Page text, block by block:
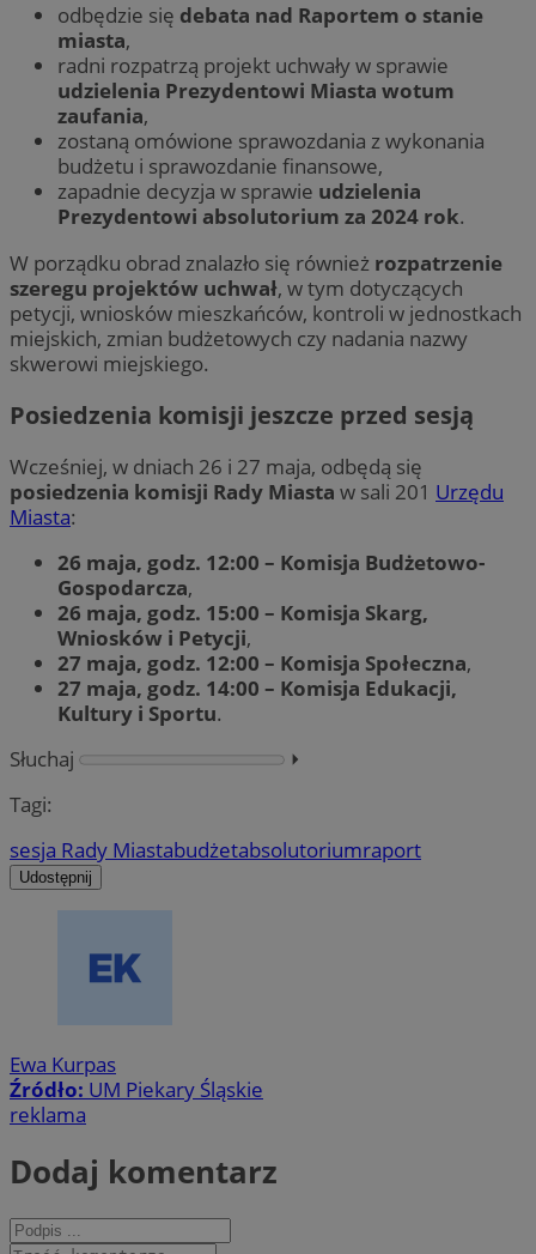
odbędzie się debata nad Raportem o stanie
miasta,
radni rozpatrzą projekt uchwały w sprawie
udzielenia Prezydentowi Miasta wotum
zaufania,
zostaną omówione sprawozdania z wykonania
budżetu i sprawozdanie finansowe,
zapadnie decyzja w sprawie udzielenia
Prezydentowi absolutorium za 2024 rok.
W porządku obrad znalazło się również rozpatrzenie
szeregu projektów uchwał, w tym dotyczących
petycji, wniosków mieszkańców, kontroli w jednostkach
miejskich, zmian budżetowych czy nadania nazwy
skwerowi miejskiego.
Posiedzenia komisji jeszcze przed sesją
Wcześniej, w dniach 26 i 27 maja, odbędą się
posiedzenia komisji Rady Miasta w sali 201 Urzędu
Miasta:
26 maja, godz. 12:00 – Komisja Budżetowo-
Gospodarcza,
26 maja, godz. 15:00 – Komisja Skarg,
Wniosków i Petycji,
27 maja, godz. 12:00 – Komisja Społeczna,
27 maja, godz. 14:00 – Komisja Edukacji,
Kultury i Sportu.
Słuchaj
⏵︎
Tagi:
sesja Rady Miastabudżetabsolutoriumraport
Udostępnij
Ewa Kurpas
Źródło: UM Piekary Śląskie
reklama
Dodaj komentarz